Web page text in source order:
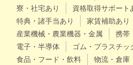
寮・社宅あり
資格取得サポート
特典・諸手当あり
家賃補助あり
産業機械・農業機器・金属
携帯
電子・半導体
ゴム・プラスチッ
食品・フード・飲料
物流・倉庫